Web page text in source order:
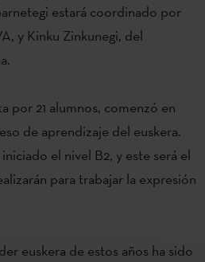
arnetegi estará coordinado por
, y Kinku Zinkunegi, del
.
a por 21 alumnos, comenzó en
de aprendizaje del euskera.
iniciado el nivel B2, y este será el
rán para trabajar la expresión
r euskera de estos años ha sido